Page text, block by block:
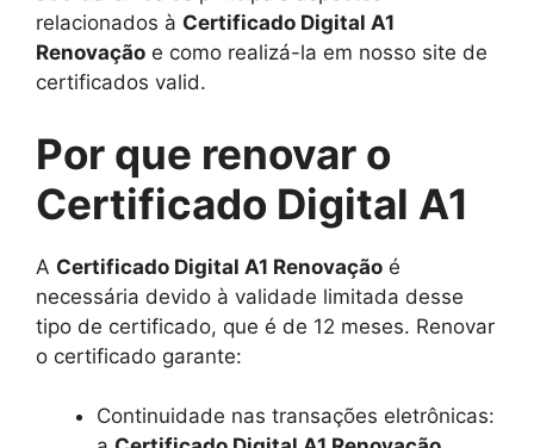
relacionados à Certificado Digital A1
Renovação e como realizá-la em nosso site de
certificados valid.
Por que renovar o
Certificado Digital A1
A Certificado Digital A1 Renovação é
necessária devido à validade limitada desse
tipo de certificado, que é de 12 meses. Renovar
o certificado garante:
Continuidade nas transações eletrônicas: